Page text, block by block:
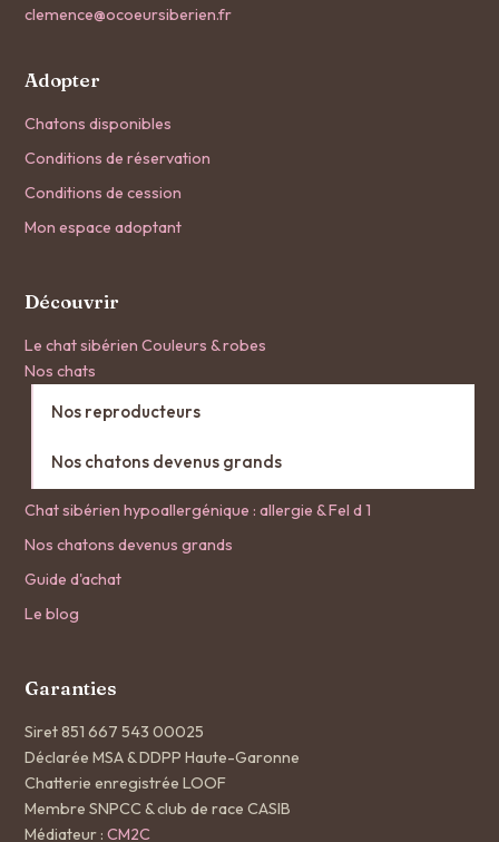
clemence@ocoeursiberien.fr
Adopter
Chatons disponibles
Conditions de réservation
Conditions de cession
Mon espace adoptant
Découvrir
Le chat sibérien Couleurs & robes
Nos chats
Nos reproducteurs
Nos chatons devenus grands
Chat sibérien hypoallergénique : allergie & Fel d 1
Nos chatons devenus grands
Guide d'achat
Le blog
Garanties
Siret 851 667 543 00025
Déclarée MSA & DDPP Haute-Garonne
Chatterie enregistrée LOOF
Membre SNPCC & club de race CASIB
Médiateur : CM2C